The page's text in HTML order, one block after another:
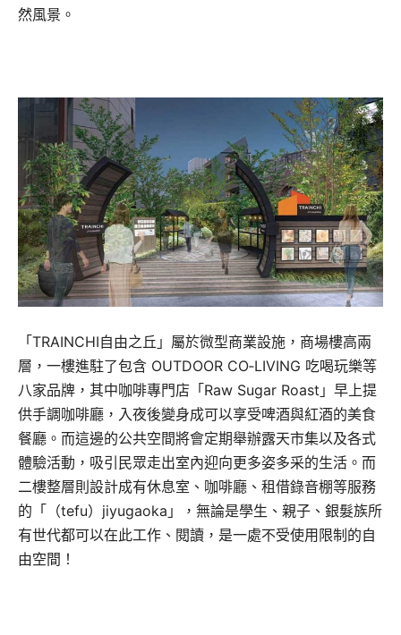
然風景。
「TRAINCHI自由之丘」屬於微型商業設施，商場樓高兩
層，一樓進駐了包含 OUTDOOR CO‐LIVING 吃喝玩樂等
八家品牌，其中咖啡專門店「Raw Sugar Roast」早上提
供手調咖啡廳，入夜後變身成可以享受啤酒與紅酒的美食
餐廳。而這邊的公共空間將會定期舉辦露天市集以及各式
體驗活動，吸引民眾走出室內迎向更多姿多采的生活。而
二樓整層則設計成有休息室、咖啡廳、租借錄音棚等服務
的「（tefu）jiyugaoka」，無論是學生、親子、銀髮族所
有世代都可以在此工作、閱讀，是一處不受使用限制的自
由空間！